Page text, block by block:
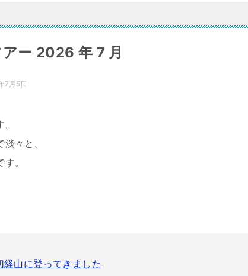
ー 2026 年 7 月
7月5日
々と。
。
山に登ってきました